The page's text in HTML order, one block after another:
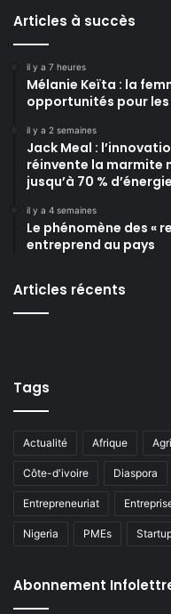
Articles à succès
il y a 7 heures
Mélanie Keïta : la
opportunités pour
il y a 2 semaines
Jack Meal :
réinvente la marmite
jusqu’à 70 %
il y a 4 semaines
Le phénomène des «
entreprend au pays
Articles récents
Tags
Actualité Afrique
Côte-d'ivoire Diaspora
Entrepreneuriat
Nigeria PMEs
Abonnement